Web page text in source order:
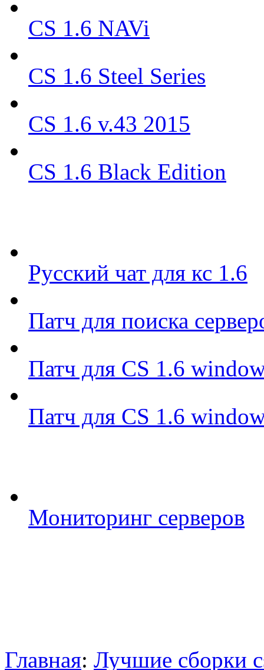
CS 1.6 NAVi
CS 1.6 Steel Series
CS 1.6 v.43 2015
CS 1.6 Black Edition
Русский чат для кс 1.6
Патч для поиска
Патч для CS 1.6
Патч для CS 1.6
Мониторинг серверов
Главная: Лучшие сборки